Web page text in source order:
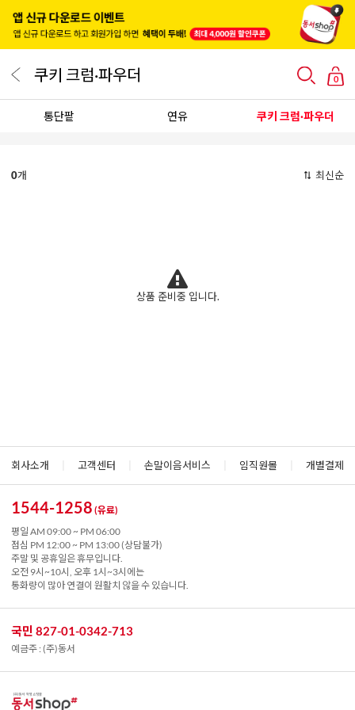
쿠키 크럼·파우더 0
통단팥 연유 쿠키 크럼·파우더
0개 최신순
상품 준비중 입니다.
회사소개 고객센터 손말이음서비스 임직원몰 개별결제
1544-1258 (유료)
평일 AM 09:00 ~ PM 06:00
점심 PM 12:00 ~ PM 13:00 (상담불가)
주말 및 공휴일은 휴무입니다.
오전 9시~10시, 오후 1시~3시에는
통화량이 많아 연결이 원활치 않을 수 있습니다.
국민 827-01-0342-713
예금주 : (주)동서